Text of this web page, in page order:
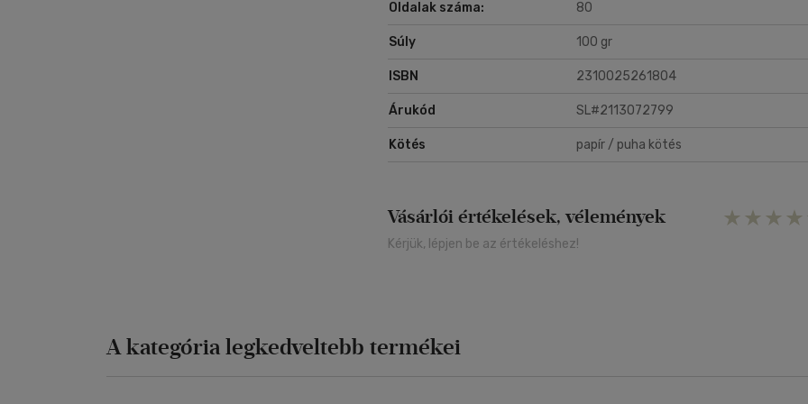
Oldalak száma: 80
Súly 100 gr
ISBN 2310025261804
Árukód SL#2113072799
Kötés papír / puha kötés
Vásárlói értékelések, vélemények
Kérjük, lépjen be az értékeléshez!
A kategória legkedveltebb termékei